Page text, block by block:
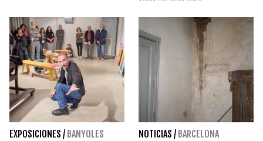
EXPOSICIONES / BANYOLES NOTICIAS / BARCELONA